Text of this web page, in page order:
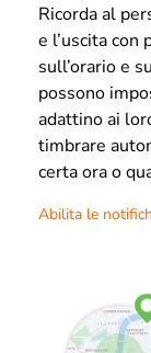
Ricorda al
e l’uscita
sull’orario e
possono
adattino ai
timbrare
certa ora o
Abilita le